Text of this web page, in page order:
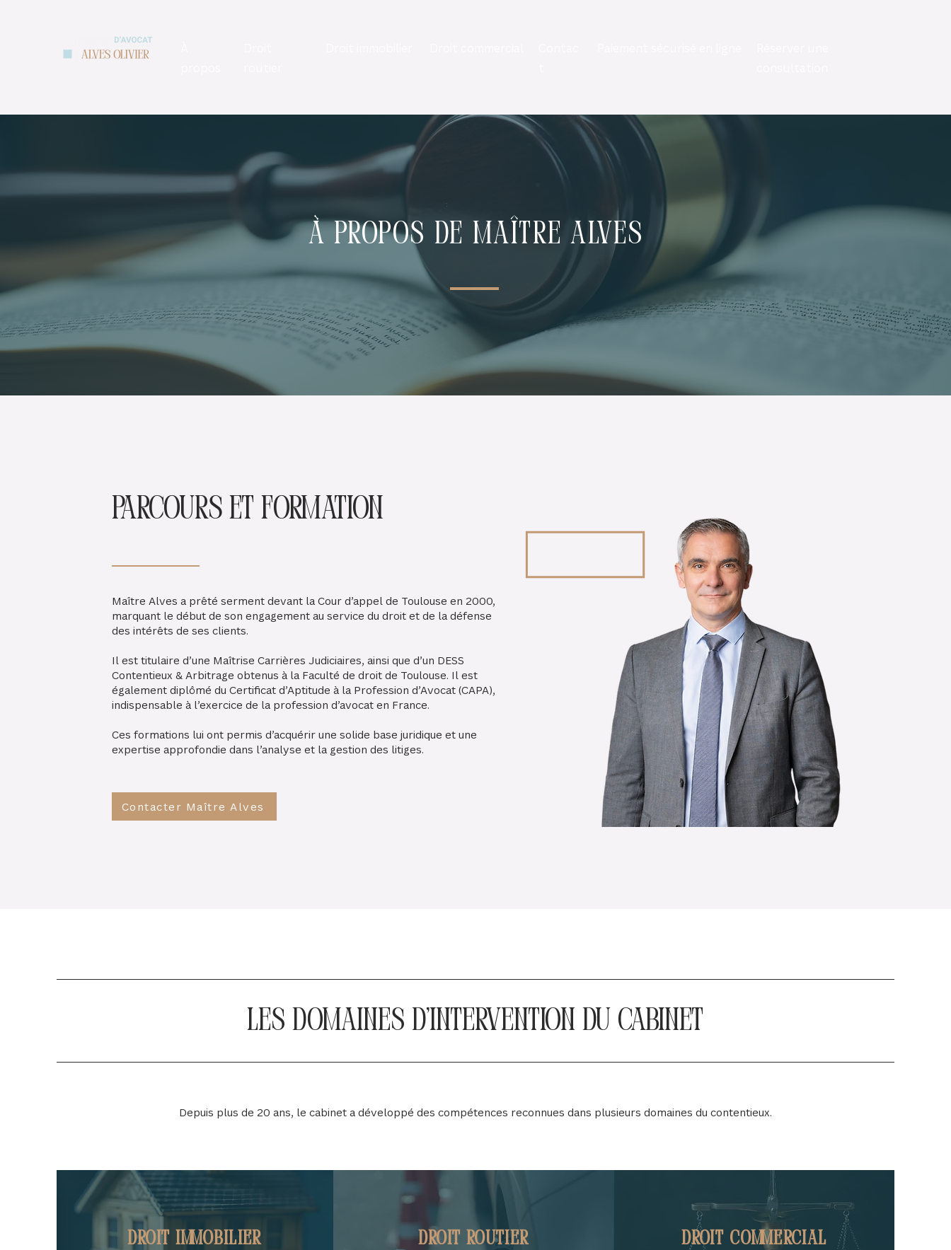
À propos de Maître Alves
Parcours et formation
Maître Alves a prêté serment devant la Cour d’appel de Toulouse en 2000,
marquant le début de son engagement au service du droit et de la défense
des intérêts de ses clients.
Il est titulaire d’une Maîtrise Carrières Judiciaires, ainsi que d’un DESS
Contentieux & Arbitrage obtenus à la Faculté de droit de Toulouse. Il est
également diplômé du Certificat d’Aptitude à la Profession d’Avocat (CAPA),
indispensable à l’exercice de la profession d’avocat en France.
Ces formations lui ont permis d’acquérir une solide base juridique et une
expertise approfondie dans l’analyse et la gestion des litiges.
Contacter Maître Alves
Les domaines d’intervention du cabinet
Depuis plus de 20 ans, le cabinet a développé des compétences reconnues dans plusieurs domaines du contentieux.
Droit immobilier Droit routier DROIT COMMERCIAL